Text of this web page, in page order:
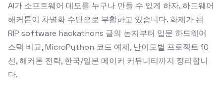
AI가 소프트웨어 데모를 누구나 만들 수 있게 하자, 하드웨어
해커톤이 차별화 수단으로 부활하고 있습니다. 화제가 된
RIP software hackathons 글의 논지부터 입문 하드웨어
스택 비교, MicroPython 코드 예제, 난이도별 프로젝트 10
선, 해커톤 전략, 한국/일본 메이커 커뮤니티까지 정리합니
다.